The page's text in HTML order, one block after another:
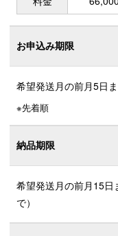
お申込み期限
希望発送月の前月5日
先着順
納品期限
希望発送月の前月15日
で）